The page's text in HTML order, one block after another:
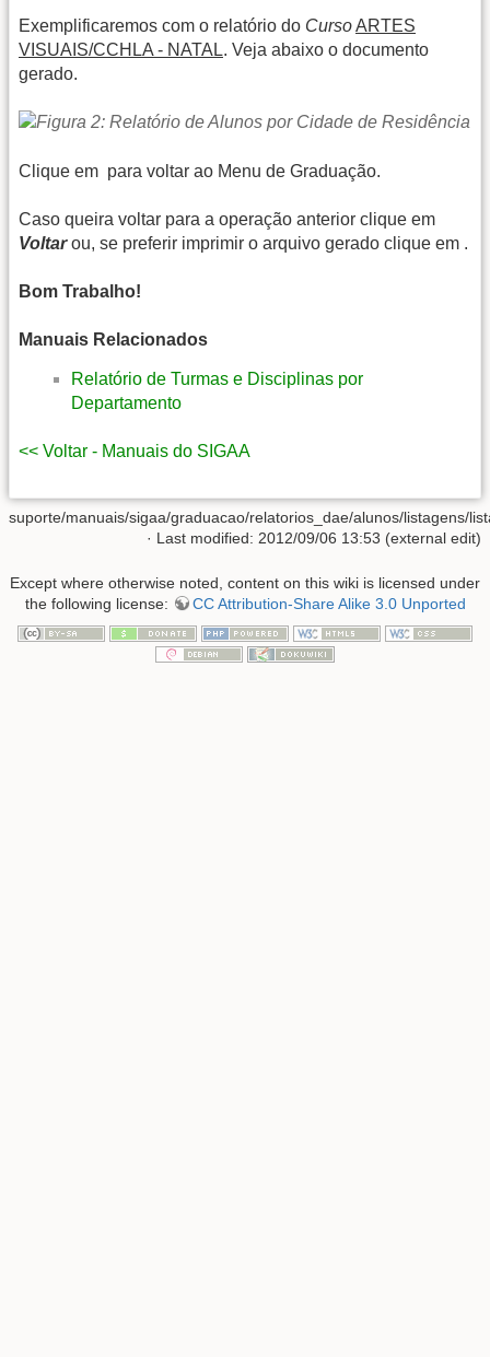
Exemplificaremos com o relatório do CursoARTES
VISUAIS/CCHLA - NATAL. Veja abaixo o documento
gerado.
Clique em para voltar ao Menu de Graduação.
Caso queira voltar para a operação anterior clique em
Voltarou, se preferir imprimir o arquivo gerado clique em .
Bom Trabalho!
Manuais Relacionados
Relatório de Turmas e Disciplinas por
Departamento
<< Voltar - Manuais do SIGAA
suporte/manuais/sigaa/graduacao/relatorios_dae/alunos/listagens/
· Last modified: 2012/09/06 13:53 (external edit)
Except where otherwise noted, content on this wiki is licensed under
the following license:
CC Attribution-Share Alike 3.0 Unported